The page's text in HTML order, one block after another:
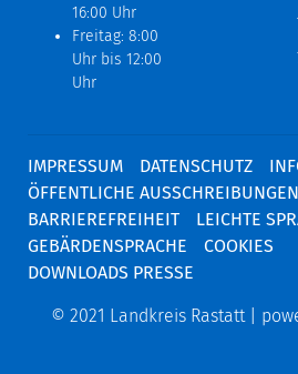
16:00 Uhr
Freitag: 8:00
Uhr bis 12:00
Uhr
IMPRESSUM DATENSCHUTZ
ÖFFENTLICHE AUSSCHREIBUNGEN
BARRIEREFREIHEIT
LEICHTE
GEBÄRDENSPRACHE
COOKIES
DOWNLOADS PRESSE
© 2021 Landkreis Rastatt |